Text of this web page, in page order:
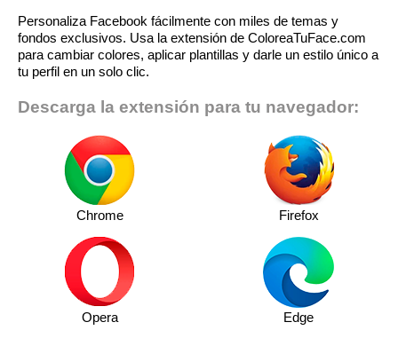
Personaliza Facebook fácilmente con miles de temas y
fondos exclusivos. Usa la extensión de ColoreaTuFace.com
para cambiar colores, aplicar plantillas y darle un estilo único a
tu perfil en un solo clic.
Descarga la extensión para tu navegador:
Chrome Firefox
Opera Edge